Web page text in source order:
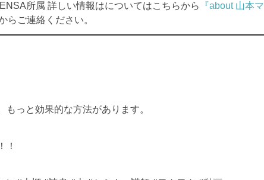
所属 詳しい情報はについてはこちらから
『about 山本マ
らご連絡ください。
っと効果的な方法があります。
！